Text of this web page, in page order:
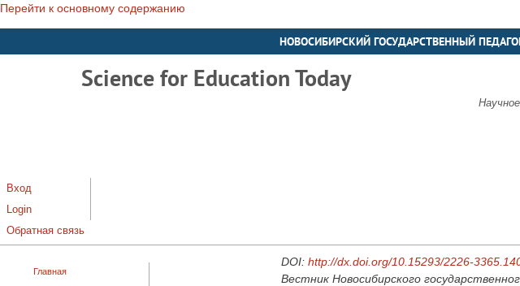
Перейти к основному содержанию
НОВОСИБИРСКИЙ ГОСУДАРСТВЕННЫЙ
Science for Education Today
Вход
Login
Обратная связь
Главная
DOI: http://dx.doi.org/10.15293/2226-
Вестник Новосибирского